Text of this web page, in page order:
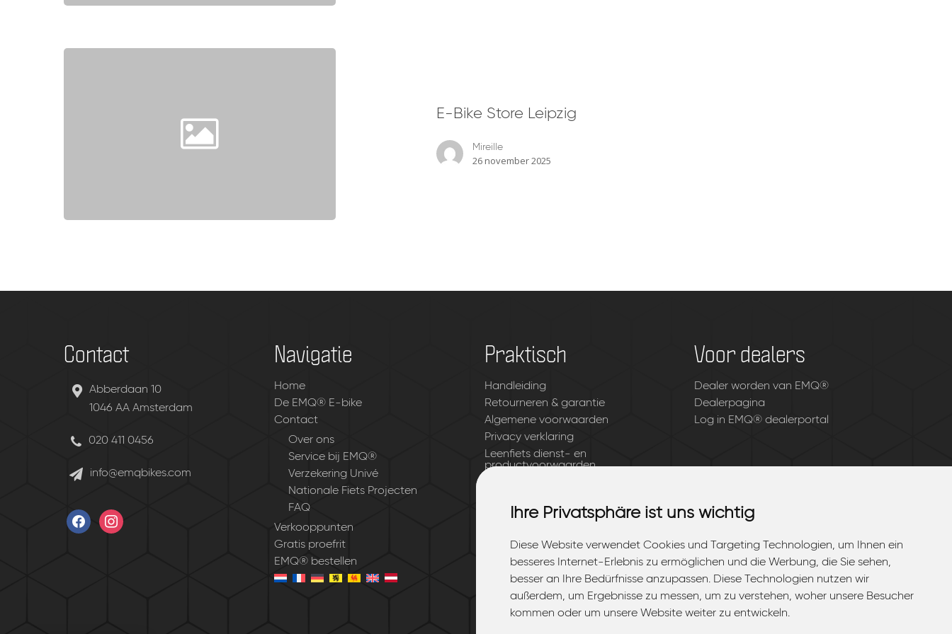
Ihre Privatsphäre ist uns wichtig
Diese Website verwendet Cookies und Targeting Technologien, um Ihnen ein
besseres Internet-Erlebnis zu ermöglichen und die Werbung, die Sie sehen,
besser an Ihre Bedürfnisse anzupassen. Diese Technologien nutzen wir
außerdem, um Ergebnisse zu messen, um zu verstehen, woher unsere Besucher
kommen oder um unsere Website weiter zu entwickeln.
Ihre Privatsphäre ist uns wichtig
Diese Website verwendet Cookies und Targeting Technologien, um Ihnen ein
besseres Internet-Erlebnis zu ermöglichen und die Werbung, die Sie sehen,
besser an Ihre Bedürfnisse anzupassen. Diese Technologien nutzen wir
außerdem, um Ergebnisse zu messen, um zu verstehen, woher unsere Besucher
kommen oder um unsere Website weiter zu entwickeln.
E-Bike Store Leipzig
Mireille
26 november 2025
Contact
Abberdaan 10
1046 AA Amsterdam
020 411 0456
info@emqbikes.com
facebookinstagram
Navigatie
Home
De EMQ® E-bike
Contact
Over ons
Service bij EMQ®
Verzekering Univé
Nationale Fiets Projecten
FAQ
Verkooppunten
Gratis proefrit
EMQ® bestellen
Praktisch
Handleiding
Retourneren & garantie
Algemene voorwaarden
Privacy verklaring
Leenfiets dienst- en
productvoorwaarden
Voor dealers
Dealer worden van EMQ®
Dealerpagina
Log in EMQ® dealerportal